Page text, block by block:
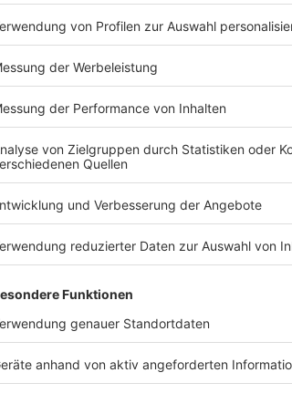
INTERESSIEREN
Zentralisieren oder
nicht? Diskussion über